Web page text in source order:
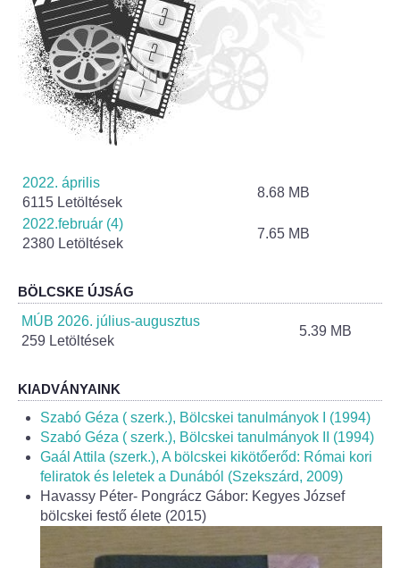
Helyi Esélyegyenlőség Program
Alapítványok
Helyi Építési Szabályzat
INTÉZMÉNYEK
Bölcskei Mesevár Óvoda és Bölcsőde
Óvodakert
Háziorvos
Fogorvos
Védőnői szolgálat
Központi orvosi ügyelet
2022. április
6115 Letöltések
8.68 MB
2022.február (4)
2380 Letöltések
7.65 MB
BÖLCSKE ÚJSÁG
MÚB 2026. július-augusztus
259 Letöltések
5.39 MB
KIADVÁNYAINK
Szabó Géza ( szerk.), Bölcskei tanulmányok I (1994)
Szabó Géza ( szerk.), Bölcskei tanulmányok II (1994)
Gaál Attila (szerk.), A bölcskei kikötőerőd: Római kori
feliratok és leletek a Dunából (Szekszárd, 2009)
Havassy Péter- Pongrácz Gábor: Kegyes József
bölcskei festő élete (2015)